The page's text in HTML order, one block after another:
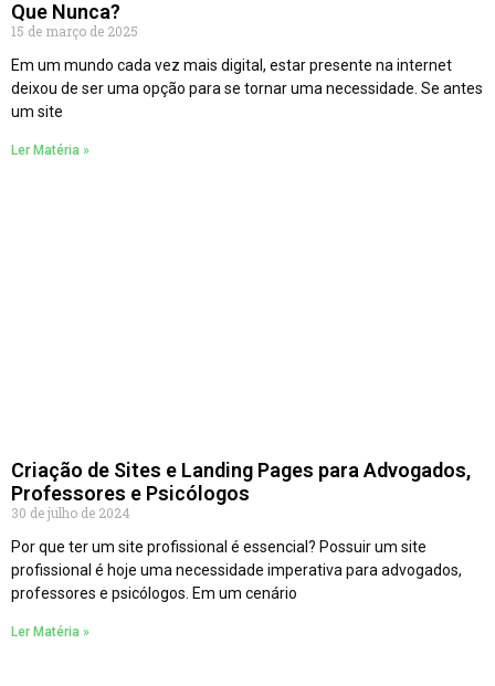
Que Nunca?
15 de março de 2025
Em um mundo cada vez mais digital, estar presente na internet
deixou de ser uma opção para se tornar uma necessidade. Se antes
um site
Ler Matéria »
Criação de Sites e Landing Pages para Advogados,
Professores e Psicólogos
30 de julho de 2024
Por que ter um site profissional é essencial? Possuir um site
profissional é hoje uma necessidade imperativa para advogados,
professores e psicólogos. Em um cenário
Ler Matéria »